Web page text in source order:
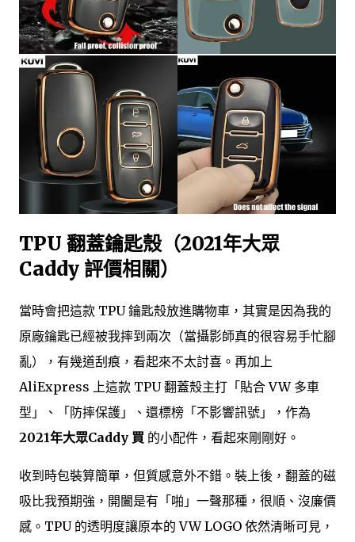
TPU 翻蓋鑰匙殼（2021年大眾
Caddy 評價相關）
當時會把這款 TPU 鑰匙殼放進購物車，其實是因為我的
原廠鑰匙已經被我摔到兩次（當攝影師真的很容易手忙腳
亂），有幾道刮痕，看起來不太討喜。再加上
AliExpress 上這款 TPU 翻蓋殼主打「貼合 VW 多車
型」、「防摔保護」、還標榜「不影響訊號」，作為
2021年大眾Caddy 買 的小配件，看起來剛剛好。
收到時包裝算簡單，但質感意外不錯。裝上後，翻蓋的磁
吸比我預期強，開闔是有「啪」一聲那種，很順、沒廉價
感。TPU 的透明度讓原本的 VW LOGO 依然清晰可見，